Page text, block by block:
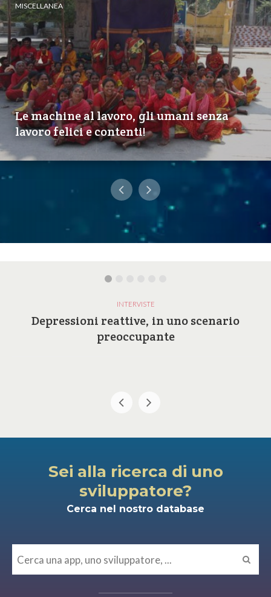
MISCELLANEA
Le machine al lavoro, gli umani senza
lavoro felici e contenti!
INTERVISTE
Depressioni reattive, in uno scenario
preoccupante
Sei alla ricerca di uno
sviluppatore?
Cerca nel nostro database